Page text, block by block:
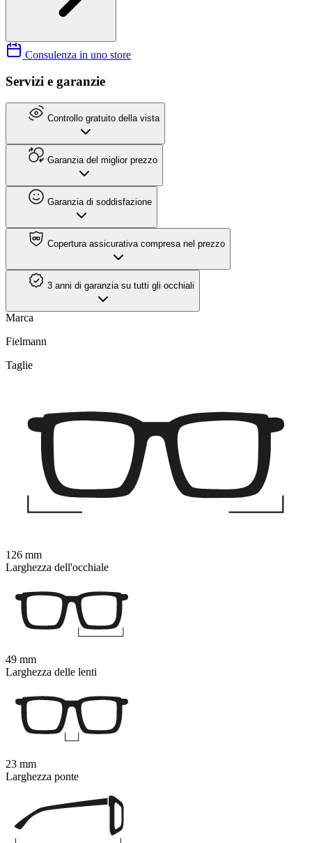
Consulenza in uno store
Servizi e garanzie
Controllo gratuito della vista
Garanzia del miglior prezzo
Garanzia di soddisfazione
Copertura assicurativa compresa nel prezzo
3 anni di garanzia su tutti gli occhiali
Marca
Fielmann
Taglie
126 mm
Larghezza dell'occhiale
49 mm
Larghezza delle lenti
23 mm
Larghezza ponte